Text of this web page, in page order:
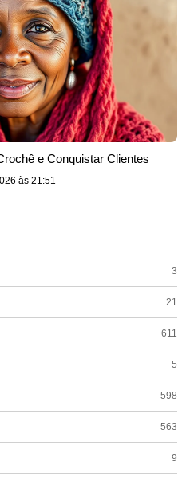
e Conquistar Clientes
às 21:51
3
21
611
5
598
563
9